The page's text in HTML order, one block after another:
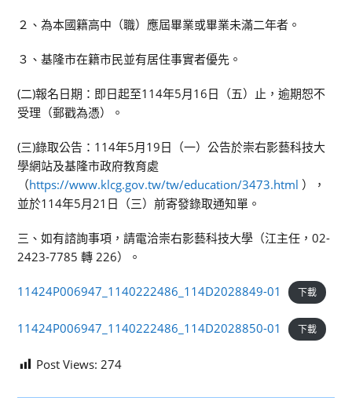
２、為本國籍高中（職）應屆畢業或畢業未滿二年者。
３、基隆市在籍市民並有居住事實者優先。
(二)報名日期：即日起至114年5月16日（五）止，逾期恕不
受理（郵戳為憑）。
(三)錄取公告：114年5月19日（一）公告於崇右影藝科技大
學網站及基隆市政府教育處
（https://www.klcg.gov.tw/tw/education/3473.html ），
並於114年5月21日（三）前寄發錄取通知單。
三、如有諮詢事項，請電洽崇右影藝科技大學（江主任，02-
2423-7785 轉 226）。
11424P006947_1140222486_114D2028849-01 下載
11424P006947_1140222486_114D2028850-01 下載
Post Views: 274